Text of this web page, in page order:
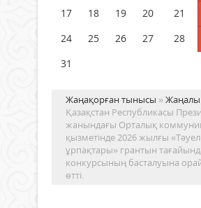
17
18 19 20 21
24
25 26 27 28
31
Жаңақорған тынысы »
Қазақстан Республикасы
жанындағы Орталық
қызметінде 2026 жылғы
ұрпақтары» грантын
конкурсының басталуына
өтті.